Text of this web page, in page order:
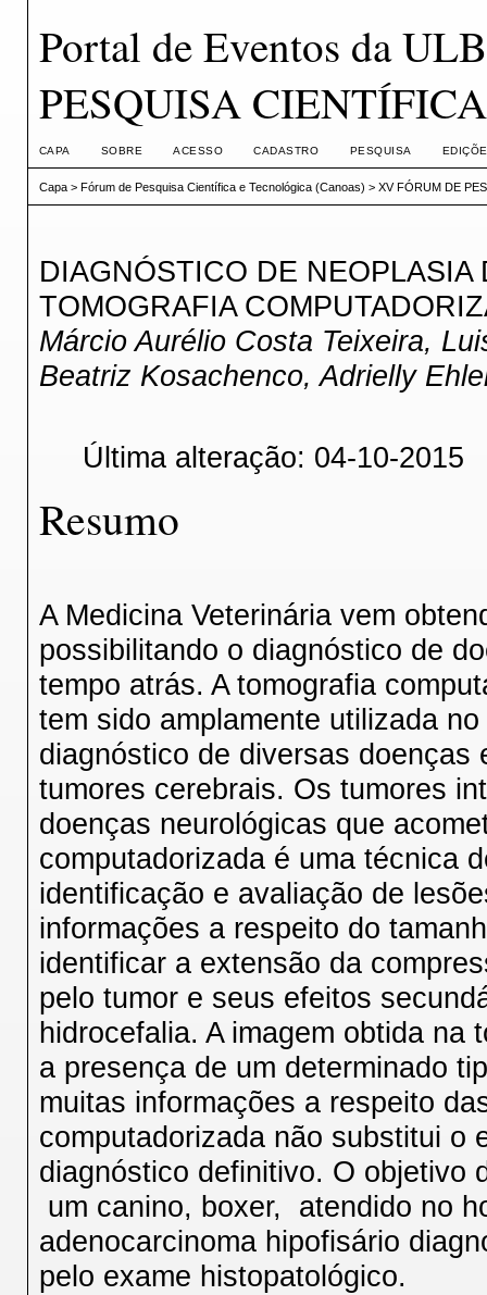
Portal de Eventos da
PESQUISA
CAPA SOBRE ACESSO CADASTRO PESQUISA
Capa> Fórum de Pesquisa Científica e Tecnológica (Canoas) > XV FÓRUM DE
DIAGNÓSTICO DE
TOMOGRAFIA
Márcio Aurélio Costa Teixeira,
Beatriz Kosachenco, Adrielly
Última alteração: 04-10-2015
Resumo
A Medicina Veterinária vem
possibilitando o diagnóstico de
tempo atrás. A tomografia
tem sido amplamente utilizada
diagnóstico de diversas doenças
tumores cerebrais. Os tumores
doenças neurológicas que
computadorizada é uma técnica
identificação e avaliação de
informações a respeito do
identificar a extensão da
pelo tumor e seus efeitos
hidrocefalia. A imagem obtida na
a presença de um determinado
muitas informações a respeito
computadorizada não substitui o
diagnóstico definitivo. O objetivo
um canino, boxer, atendido no
adenocarcinoma hipofisário
pelo exame histopatológico.